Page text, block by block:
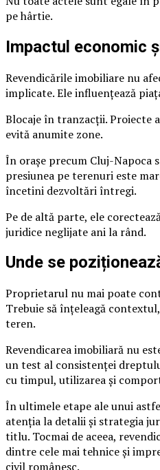
pe hârtie.
Impactul economic
Revendicările imobiliare nu
implicate. Ele influențează
Blocaje în tranzacții. Proiecte
evită anumite zone.
În orașe precum Cluj-Napoca
presiunea pe terenuri este
încetini dezvoltări întregi.
Pe de altă parte, ele
juridice neglijate ani la rând.
Unde se
Proprietarul nu mai poate
Trebuie să înțeleagă
teren.
Revendicarea imobiliară nu
un test al consistenței
cu timpul, utilizarea și
În ultimele etape ale unui
atenția la detalii și strategia
titlu. Tocmai de aceea,
dintre cele mai tehnice și
civil românesc.